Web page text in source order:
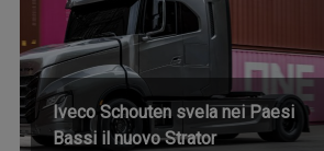
Iveco Schouten svela nei Paesi
Bassi il nuovo Strator